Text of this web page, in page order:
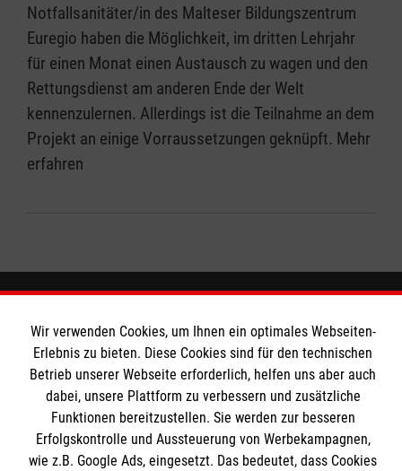
Notfallsanitäter/in des Malteser Bildungszentrum
Euregio haben die Möglichkeit, im dritten Lehrjahr
für einen Monat einen Austausch zu wagen und den
Rettungsdienst am anderen Ende der Welt
kennenzulernen. Allerdings ist die Teilnahme an dem
Projekt an einige Vorraussetzungen geknüpft. Mehr
erfahren
MBZ Euregio
Kurse für Ärzte
Kurse für Rettungsdienstler
Informationen
Wir verwenden Cookies, um Ihnen ein optimales Webseiten-
Erlebnis zu bieten. Diese Cookies sind für den technischen
Betrieb unserer Webseite erforderlich, helfen uns aber auch
dabei, unsere Plattform zu verbessern und zusätzliche
Funktionen bereitzustellen. Sie werden zur besseren
Erfolgskontrolle und Aussteuerung von Werbekampagnen,
wie z.B. Google Ads, eingesetzt. Das bedeutet, dass Cookies